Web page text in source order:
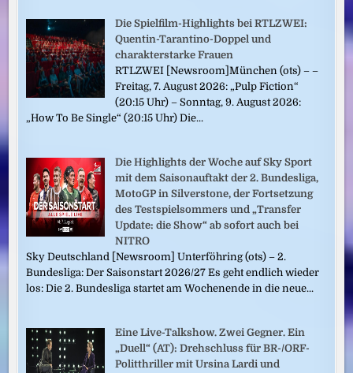
Die Spielfilm-Highlights bei RTLZWEI:
Quentin-Tarantino-Doppel und
charakterstarke Frauen
RTLZWEI [Newsroom]München (ots) – –
Freitag, 7. August 2026: „Pulp Fiction“
(20:15 Uhr) – Sonntag, 9. August 2026:
„How To Be Single“ (20:15 Uhr) Die...
Die Highlights der Woche auf Sky Sport
mit dem Saisonauftakt der 2. Bundesliga,
MotoGP in Silverstone, der Fortsetzung
des Testspielsommers und „Transfer
Update: die Show“ ab sofort auch bei
NITRO
Sky Deutschland [Newsroom] Unterföhring (ots) – 2.
Bundesliga: Der Saisonstart 2026/27 Es geht endlich wieder
los: Die 2. Bundesliga startet am Wochenende in die neue...
Eine Live-Talkshow. Zwei Gegner. Ein
„Duell“ (AT): Drehschluss für BR-/ORF-
Politthriller mit Ursina Lardi und